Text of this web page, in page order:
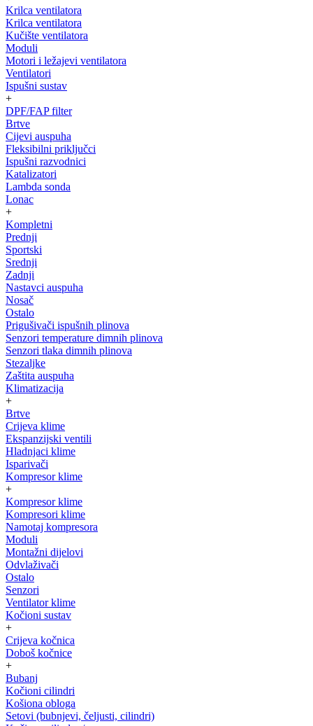
Krilca ventilatora
Krilca ventilatora
Kučište ventilatora
Moduli
Motori i ležajevi ventilatora
Ventilatori
Ispušni sustav
+
DPF/FAP filter
Brtve
Cijevi auspuha
Fleksibilni priključci
Ispušni razvodnici
Katalizatori
Lambda sonda
Lonac
+
Kompletni
Prednji
Sportski
Srednji
Zadnji
Nastavci auspuha
Nosač
Ostalo
Prigušivači ispušnih plinova
Senzori temperature dimnih plinova
Senzori tlaka dimnih plinova
Stezaljke
Zaštita auspuha
Klimatizacija
+
Brtve
Crijeva klime
Ekspanzijski ventili
Hladnjaci klime
Isparivači
Kompresor klime
+
Kompresor klime
Kompresori klime
Namotaj kompresora
Moduli
Montažni dijelovi
Odvlaživači
Ostalo
Senzori
Ventilator klime
Kočioni sustav
+
Crijeva kočnica
Doboš kočnice
+
Bubanj
Kočioni cilindri
Košiona obloga
Setovi (bubnjevi, čeljusti, cilindri)